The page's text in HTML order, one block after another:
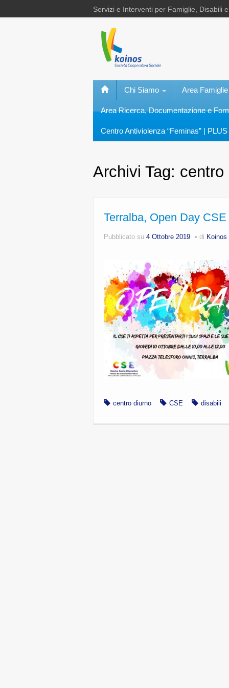
Servizi e Interventi per Famiglie, Disabili
Chi Siamo Area
Area Ricerca, Documentazione e
Centro Antiviolenza “Feminas” |
Archivi Tag: centro
Terralba, Open Day CSE
Pubblicato su 4 Ottobre 2019 di Koinos
centro diurno CSE disabili